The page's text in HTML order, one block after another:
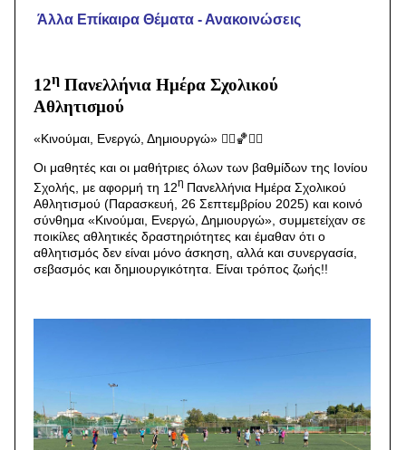
Άλλα Eπίκαιρα Θέματα - Ανακοινώσεις
12η Πανελλήνια Ημέρα Σχολικού
Αθλητισμού
«Κινούμαι, Ενεργώ, Δημιουργώ» 🏃‍♀️🏀🤸‍♂️
Οι μαθητές και οι μαθήτριες όλων των βαθμίδων της Ιονίου
Σχολής, με αφορμή τη 12η Πανελλήνια Ημέρα Σχολικού
Αθλητισμού (Παρασκευή, 26 Σεπτεμβρίου 2025) και κοινό
σύνθημα «Κινούμαι, Ενεργώ, Δημιουργώ», συμμετείχαν σε
ποικίλες αθλητικές δραστηριότητες και έμαθαν ότι ο
αθλητισμός δεν είναι μόνο άσκηση, αλλά και συνεργασία,
σεβασμός και δημιουργικότητα. Είναι τρόπος ζωής!!